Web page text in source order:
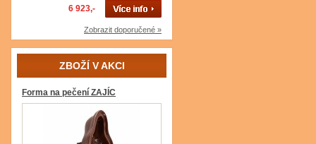
6 923,-
Zobrazit doporučené »
ZBOŽÍ V AKCI
Forma na pečení ZAJÍC